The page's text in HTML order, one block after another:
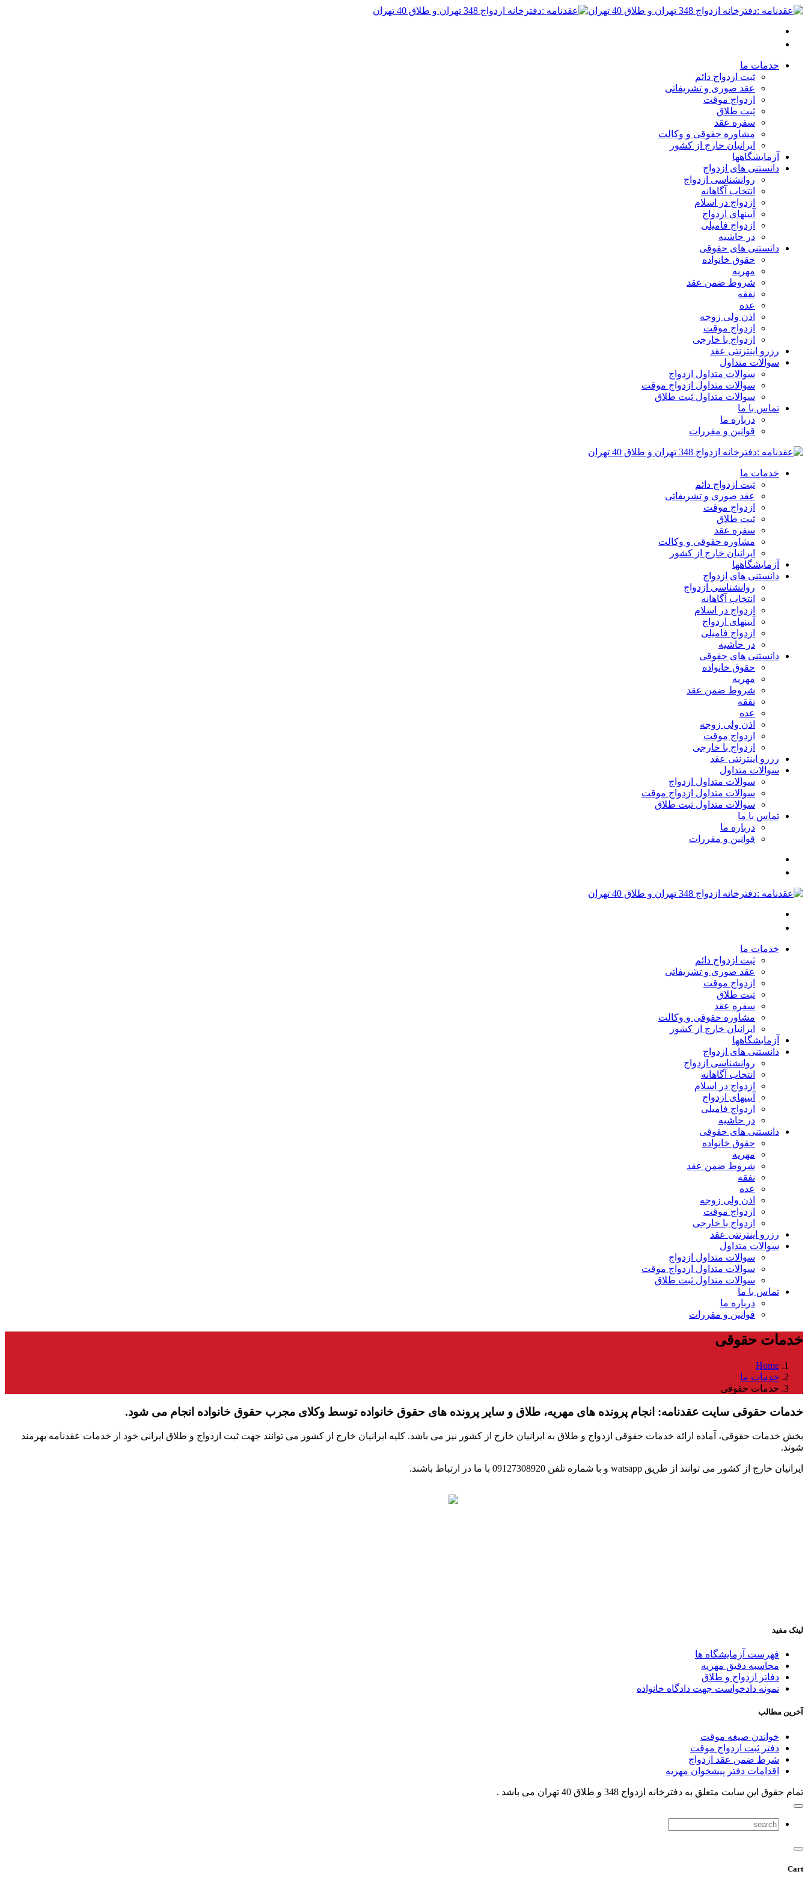
خدمات ما
ثبت ازدواج دائم
عقد صوری و تشریفاتی
ازدواج موقت
ثبت طلاق
سفره عقد
مشاوره حقوقی و وکالت
ایرانیان خارج از کشور
آزمایشگاهها
دانستنی های ازدواج
روانشناسی ازدواج
انتخاب آگاهانه
ازدواج در اسلام
آیینهای ازدواج
ازدواج فامیلی
در حاشیه
دانستنی های حقوقی
حقوق خانواده
مهریه
شروط ضمن عقد
نفقه
عده
اذن ولی زوجه
ازدواج موقت
ازدواج با خارجی
رزرو اینترنتی عقد
سوالات متداول
سوالات متداول ازدواج
سوالات متداول ازدواج موقت
سوالات متداول ثبت طلاق
تماس با ما
درباره ما
قوانین و مقررات
خدمات ما
ثبت ازدواج دائم
عقد صوری و تشریفاتی
ازدواج موقت
ثبت طلاق
سفره عقد
مشاوره حقوقی و وکالت
ایرانیان خارج از کشور
آزمایشگاهها
دانستنی های ازدواج
روانشناسی ازدواج
انتخاب آگاهانه
ازدواج در اسلام
آیینهای ازدواج
ازدواج فامیلی
در حاشیه
دانستنی های حقوقی
حقوق خانواده
مهریه
شروط ضمن عقد
نفقه
عده
اذن ولی زوجه
ازدواج موقت
ازدواج با خارجی
رزرو اینترنتی عقد
سوالات متداول
سوالات متداول ازدواج
سوالات متداول ازدواج موقت
سوالات متداول ثبت طلاق
تماس با ما
درباره ما
قوانین و مقررات
خدمات ما
ثبت ازدواج دائم
عقد صوری و تشریفاتی
ازدواج موقت
ثبت طلاق
سفره عقد
مشاوره حقوقی و وکالت
ایرانیان خارج از کشور
آزمایشگاهها
دانستنی های ازدواج
روانشناسی ازدواج
انتخاب آگاهانه
ازدواج در اسلام
آیینهای ازدواج
ازدواج فامیلی
در حاشیه
دانستنی های حقوقی
حقوق خانواده
مهریه
شروط ضمن عقد
نفقه
عده
اذن ولی زوجه
ازدواج موقت
ازدواج با خارجی
رزرو اینترنتی عقد
سوالات متداول
سوالات متداول ازدواج
سوالات متداول ازدواج موقت
سوالات متداول ثبت طلاق
تماس با ما
درباره ما
قوانین و مقررات
خدمات حقوقی
Home
خدمات ما
خدمات حقوقی
خدمات حقوقی سایت عقدنامه: انجام پرونده های مهریه، طلاق و سایر پرونده های حقوق خانواده توسط وکلای مجرب حقوق خانواده انجام می شود.
بخش خدمات حقوقی، آماده ارائه خدمات حقوقی ازدواج و طلاق به ایرانیان خارج از کشور نیز می باشد. کلیه ایرانیان خارج از کشور می توانند جهت ثبت ازدواج و طلاق ایرانی خود از خدمات عقدنامه بهرمند
شوند.
ایرانیان خارج از کشور می توانند از طریق watsapp و با شماره تلفن 09127308920 با ما در ارتباط باشند.
لینک مفید
فهرست آزمایشگاه ها
محاسبه دقیق مهریه
دفاتر ازدواج و طلاق
نمونه دادخواست جهت دادگاه خانواده
آخرین مطالب
خواندن صیغه موقت
دفتر ثبت ازدواج موقت
شرط ضمن عقد ازدواج
اقدامات دفتر پیشخوان مهریه
تمام حقوق اين سایت متعلق به دفترخانه ازدواج 348 و طلاق 40 تهران می باشد .
Cart